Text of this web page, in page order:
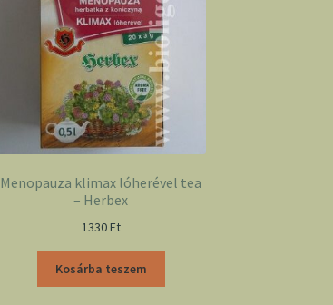
Menopauza klimax lóherével tea
– Herbex
1330Ft
Kosárba teszem